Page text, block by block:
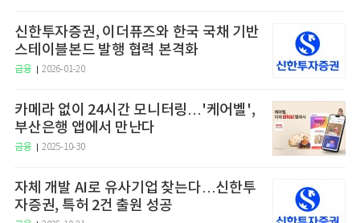
신한투자증권, 이더퓨즈와 한국 국채 기반
스테이블본드 발행 협력 본격화
금융 2026-01-20
카메라 없이 24시간 모니터링…'케어벨',
부산은행 앱에서 만난다
금융 2025-10-30
자체 개발 AI로 유사기업 찾는다…신한투
자증권, 특허 2건 출원 성공